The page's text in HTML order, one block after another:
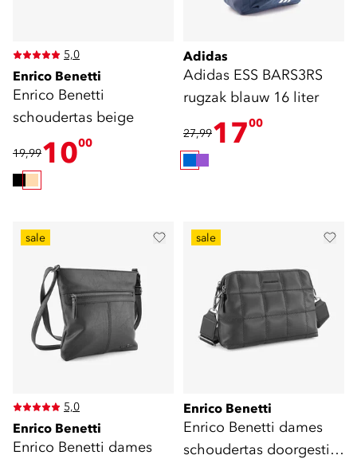
5,0
Enrico Benetti
Enrico Benetti
schoudertas beige
19,991000
Adidas
Adidas ESS BARS3RS
rugzak blauw 16 liter
27,991700
sale
5,0
Enrico Benetti
Enrico Benetti dames
sale
Enrico Benetti
Enrico Benetti dames
schoudertas doorgestikt